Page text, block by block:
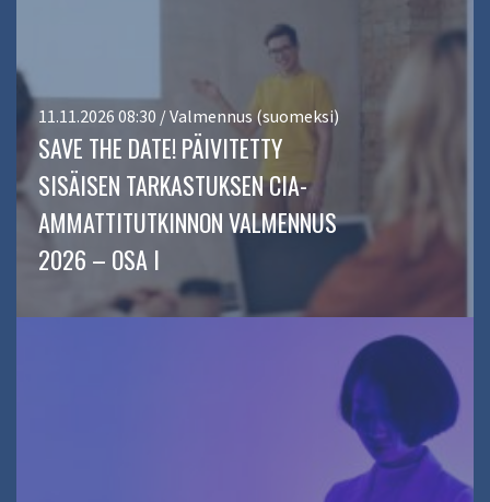
11.11.2026 08:30 / Valmennus (suomeksi)
SAVE THE DATE! PÄIVITETTY
SISÄISEN TARKASTUKSEN CIA-
AMMATTITUTKINNON VALMENNUS
2026 – OSA I